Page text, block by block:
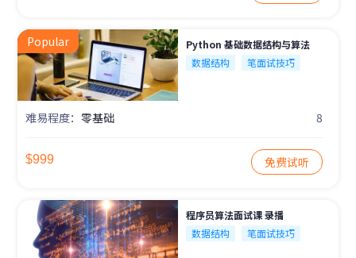
Popular
Python 基础数据结构与算法
数据结构
笔面试技巧
难易程度：零基础 8
$999 免费试听
程序员算法面试课 录播
数据结构
笔面试技巧